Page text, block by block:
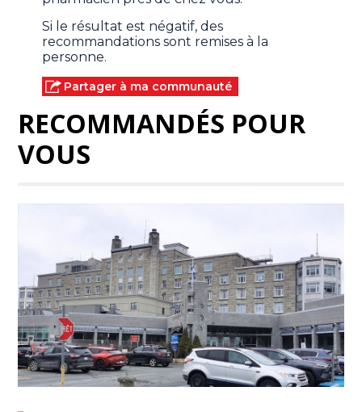
Si le résultat est négatif, des
recommandations sont remises à la
personne.
Partager à ma communauté
RECOMMANDÉS POUR
VOUS